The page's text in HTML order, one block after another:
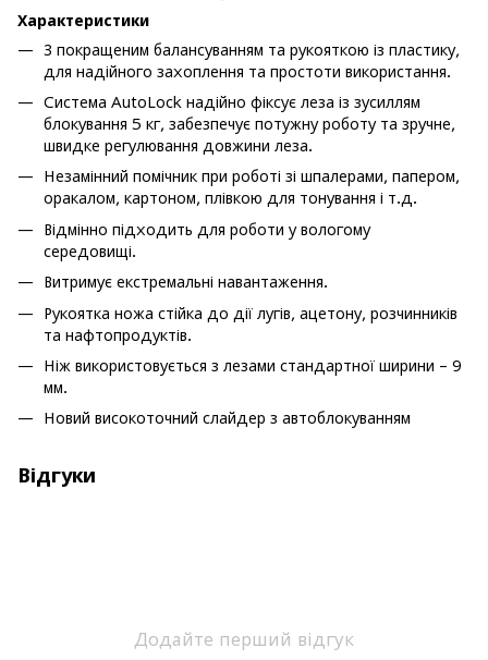
Характеристики
З покращеним балансуванням та рукояткою із пластику,
для надійного захоплення та простоти використання.
Система AutoLock надійно фіксує леза із зусиллям
блокування 5 кг, забезпечує потужну роботу та зручне,
швидке регулювання довжини леза.
Незамінний помічник при роботі зі шпалерами, папером,
оракалом, картоном, плівкою для тонування і т.д.
Відмінно підходить для роботи у вологому
середовищі.
Витримує екстремальні навантаження.
Рукоятка ножа стійка до дії лугів, ацетону, розчинників
та нафтопродуктів.
Ніж використовується з лезами стандартної ширини – 9
мм.
Новий високоточний слайдер з автоблокуванням
Відгуки
Додайте перший відгук